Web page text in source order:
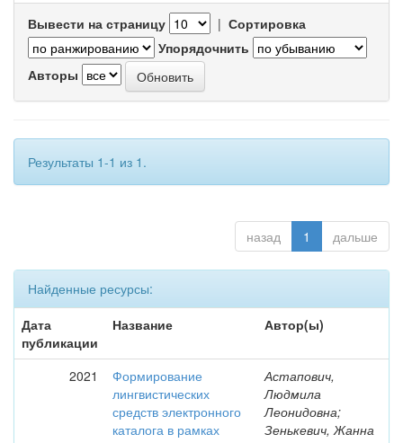
Вывести на страницу | Сортировка
Упорядочнить
Авторы
Результаты 1-1 из 1.
назад 1 дальше
Найденные ресурсы:
Дата
публикации
Название Автор(ы)
2021
Формирование
лингвистических
средств электронного
каталога в рамках
Астапович,
Людмила
Леонидовна;
Зенькевич, Жанна